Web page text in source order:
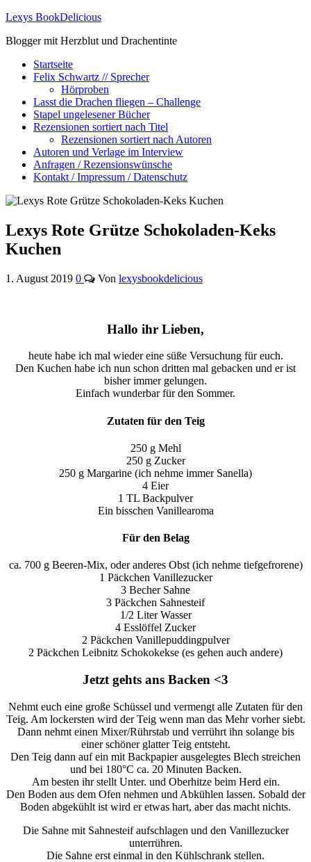
Lexys BookDelicious
Blogger mit Herzblut und Drachentinte
Startseite
Felix Schwartz // Sprecher
Hörproben
Lasst die Drachen fliegen – Challenge
Stapel ungelesener Bücher
Rezensionen sortiert nach Titel
Rezensionen sortiert nach Autoren
Autoren und Verlage im Interview
Anfragen / Rezensionswünsche
Kontakt / Impressum / Datenschutz
Lexys Rote Grütze Schokoladen-Keks
Kuchen
1. August 2019 0 Von lexysbookdelicious
Hallo ihr Lieben,
heute habe ich mal wieder eine süße Versuchung für euch.
Den Kuchen habe ich nun schon dritten mal gebacken und er ist
bisher immer gelungen.
Einfach wunderbar für den Sommer.
Zutaten für den Teig
250 g Mehl
250 g Zucker
250 g Margarine (ich nehme immer Sanella)
4 Eier
1 TL Backpulver
Ein bisschen Vanillearoma
Für den Belag
ca. 700 g Beeren-Mix, oder anderes Obst (ich nehme tiefgefrorene)
1 Päckchen Vanillezucker
3 Becher Sahne
3 Päckchen Sahnesteif
1/2 Liter Wasser
4 Esslöffel Zucker
2 Päckchen Vanillepuddingpulver
2 Päckchen Leibnitz Schokokekse (es gehen auch andere)
Jetzt gehts ans Backen <3
Nehmt euch eine große Schüssel und vermengt alle Zutaten für den
Teig. Am lockersten wird der Teig wenn man das Mehr vorher siebt.
Dann nehmt einen Mixer/Rührstab und verrührt ihn solange bis
einer schöner glatter Teig entsteht.
Den Teig dann auf ein mit Backpapier ausgelegtes Blech streichen
und bei 180°C ca. 20 Minuten Backen.
Am besten ihr stellt Unter. und Oberhitze beim Herd ein.
Den Boden aus dem Ofen nehmen und Abkühlen lassen. Sobald der
Boden abgekühlt ist wird er etwas hart, aber das macht nichts.
Die Sahne mit Sahnesteif aufschlagen und den Vanillezucker
unterrühren.
Die Sahne erst einmal in den Kühlschrank stellen.